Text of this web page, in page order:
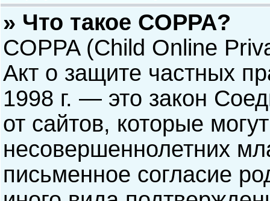
» Что такое COPPA?
COPPA (Child Online
Акт о защите частных
1998 г. — это закон
от сайтов, которые
несовершеннолетних
письменное согласие